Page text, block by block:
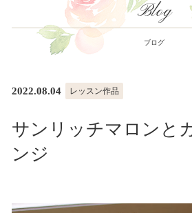
Blog
ブログ
2022.08.04 レッスン作品
サンリッチマロンと
ンジ